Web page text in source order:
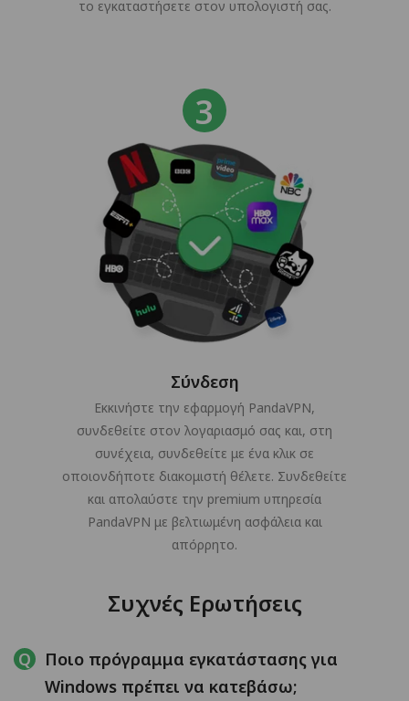
το εγκαταστήσετε στον υπολογιστή σας.
Σύνδεση
Εκκινήστε την εφαρμογή PandaVPN,
συνδεθείτε στον λογαριασμό σας και, στη
συνέχεια, συνδεθείτε με ένα κλικ σε
οποιονδήποτε διακομιστή θέλετε. Συνδεθείτε
και απολαύστε την premium υπηρεσία
PandaVPN με βελτιωμένη ασφάλεια και
απόρρητο.
Συχνές Ερωτήσεις
Ποιο πρόγραμμα εγκατάστασης για
Windows πρέπει να κατεβάσω;